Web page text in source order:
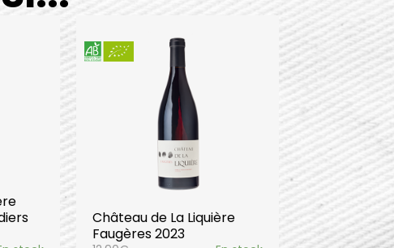
Château de La Liquière
Faugères 2023